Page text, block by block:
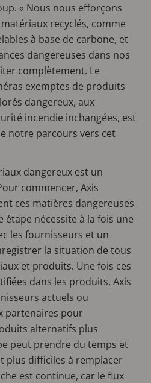
« Nous nous efforçons
recyclés, comme
à base de carbone, et
dangereuses dans nos
complètement. Le
exemptes de produits
dangereux, aux
incendie inchangées, est
notre parcours vers cet
dangereux est un
commencer, Axis
ces matières dangereuses
étape nécessite à la fois une
les fournisseurs et un
la situation de tous
et produits. Une fois ces
dans les produits, Axis
actuels ou
partenaires pour
alternatifs plus
peut prendre du temps et
plus difficiles à remplacer
est continue, car le flux